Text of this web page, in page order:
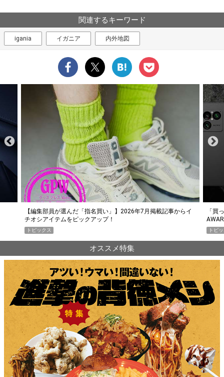
関連するキーワード
igania イガニア 内外地図
「買って損なし」の極上スマホ5選【GoodsPress 2026上半期
AWARD】
トピックス
薄着
PR
オススメ特集